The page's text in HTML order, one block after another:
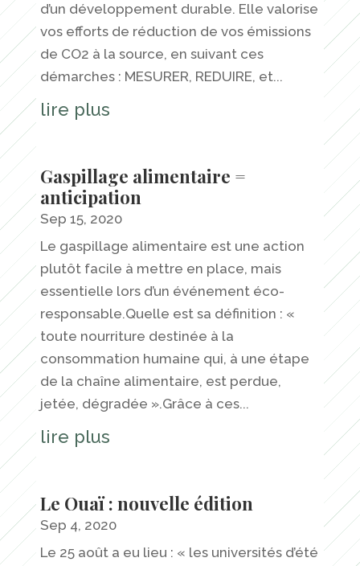
d’un développement durable. Elle valorise
vos efforts de réduction de vos émissions
de CO2 à la source, en suivant ces
démarches : MESURER, REDUIRE, et...
lire plus
Gaspillage alimentaire =
anticipation
Sep 15, 2020
Le gaspillage alimentaire est une action
plutôt facile à mettre en place, mais
essentielle lors d’un événement éco-
responsable.Quelle est sa définition : «
toute nourriture destinée à la
consommation humaine qui, à une étape
de la chaîne alimentaire, est perdue,
jetée, dégradée ».Grâce à ces...
lire plus
Le Ouaï : nouvelle édition
Sep 4, 2020
Le 25 août a eu lieu : « les universités d’été